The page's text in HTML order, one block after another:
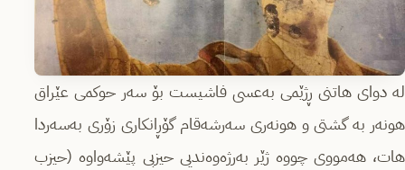
لە دوای هاتنی ڕژێمی بەعسی فاشیست بۆ سەر حوکمی عێراق
هونەر بە گشتی و هونەری سەرشەقام گۆڕانکاری زۆری بەسەردا
هات، هەمووی چووە ژێر بەرژەوەندیی حیزبی پێشەواوە (حیزب